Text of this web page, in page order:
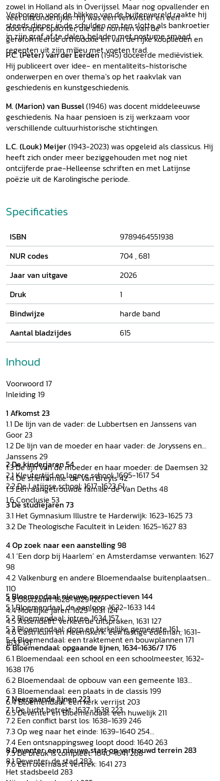
zowel in Holland als in Overijssel. Maar nog opvallender en
veel uitzonderlijker: hij was een verkwister en een
doortrapte oplichter, die alle normen van de
gereformeerde orthodoxie en van de rijke kooplieden en
regenten uit zijn milieu met voeten trad.
Verborgen voor de blikken van de buitenwereld raakte hij
steeds dieper in de schulden om ten slotte als bankroetier
in zijn graf af te dalen, beladen met postume smaad.
P.C. (Peter) van der Eerden(1945) doceerde mediëvistiek.
Hij publiceert over idee- en mentaliteits-historische
onderwerpen en over thema’s op het raakvlak van
geschiedenis en kunstgeschiedenis.
M. (Marion) van Bussel(1946) was docent middeleeuwse
geschiedenis. Na haar pensioen is zij werkzaam voor
verschillende cultuurhistorische stichtingen.
L.C. (Louk) Meijer(1943-2023) was opgeleid als classicus. Hij
heeft zich onder meer beziggehouden met nog niet
ontcijferde prae-Helleense schriften en met Latijnse
poëzie uit de Karolingische periode.
Specificaties
ISBN
9789464551938
NUR codes
704 ,681
Jaar van uitgave
2026
Druk
1
Bindwijze
harde band
Aantal bladzijdes
615
Inhoud
Voorwoord 17
Inleiding 19
1 Afkomst 23
1.1 De lijn van de vader: de Lubbertsen en Janssens van
Goor 23
1.2 De lijn van de moeder en haar vader: de Joryssens en
Janssens 29
1.3 De lijn van de moeder en haar moeder: de Daemsen 32
1.4 De stieffamilie: de Van Breyls 42
1.5 Een aangetrouwde familie: de Van Deths 48
1.6 Conclusie 53
2 De kinderjaren 54
2.1 Kleutertijd en lagere school: 1605-1617 54
2.2 De Latijnse school: 1617-1623 61
3 De studiejaren 73
3.1 Het Gymnasium Illustre te Harderwijk: 1623-1625 73
3.2 De Theologische Faculteit in Leiden: 1625-1627 83
4 Op zoek naar een aanstelling 98
4.1 ‘Een dorp bij Haarlem’ en Amsterdamse verwanten: 1627
98
4.2 Valkenburg en andere Bloemendaalse buitenplaatsen
110
4.3 Oostzaan: 1628-1629 120
4.4 Moeilijke jaren: 1629-1631 124
4.5 Assendelft: verkeerde uitspraken, 1631 127
4.6 Castricum en Heemskerk: een lastige edelman, 1631-
1632 131
5 Bloemendaal: nieuwe perspectieven 144
5.1 Bloemendaal, de aanloop: 1632-1633 144
5.2 Bloemendaal: intree, 1634 157
5.3 Bloemendaal: dorp en kerkelijke gemeente 161
5.4 Bloemendaal: een traktement en bouwplannen 171
6 Bloemendaal: opgaande lijnen, 1634-1636/7 176
6.1 Bloemendaal: een school en een schoolmeester, 1632-
1638 176
6.2 Bloemendaal: de opbouw van een gemeente 183
6.3 Bloemendaal: een plaats in de classis 199
6.4 Bloemendaal: een kerk verrijst 203
6.5 Deventer en Bloemendaal: een huwelijk 211
7 Neergaande lijnen 223
7.1 De lucht betrekt: 1637-1638 223
7.2 Een conflict barst los: 1638-1639 246
7.3 Op weg naar het einde: 1639-1640 254
7.4 Een ontsnappingsweg loopt dood: 1640 263
7.5 De breuk is compleet: 1640-1641 268
7.6 Een overhaast vertrek: 1641 273
8 Deventer: een nieuwe start op vertrouwd terrein 283
8.1 Deventer: de stad 283
Het stadsbeeld 283